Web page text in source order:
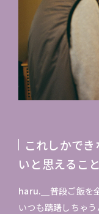
これしかで
いと思えること
haru.＿ 普段ご飯を
いつも躊躇しちゃ